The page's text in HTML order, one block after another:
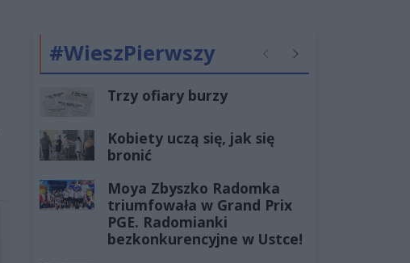
#WieszPierwszy PoprzednieNastępne
Trzy ofiary burzy
Kobiety uczą się, jak się
bronić
Moya Zbyszko Radomka
triumfowała w Grand Prix
PGE. Radomianki
bezkonkurencyjne w Ustce!